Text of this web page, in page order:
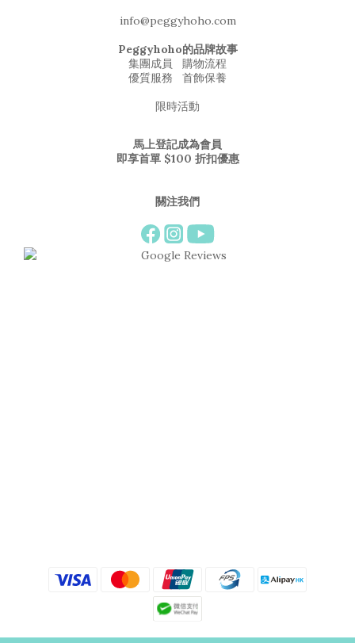
info@peggyhoho.com
Peggyhoho的品牌故事
集團成員
購物流程
優質服務
首飾保養
限時活動
馬上登記成為會員
即享首單 $100 折扣優惠
關注我們